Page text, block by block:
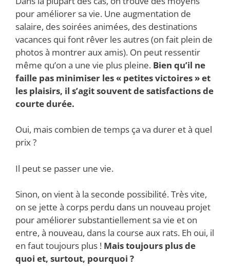
pour améliorer sa vie. Une augmentation de
salaire, des soirées animées, des destinations
vacances qui font rêver les autres (on fait plein de
photos à montrer aux amis). On peut ressentir
même qu’on a une vie plus pleine. Bien qu’il ne
faille pas minimiser les « petites victoires » et
les plaisirs, il s’agit souvent de satisfactions de
courte durée.
Oui, mais combien de temps ça va durer et à quel
prix ?
Il peut se passer une vie.
Sinon, on vient à la seconde possibilité. Très vite,
on se jette à corps perdu dans un nouveau projet
pour améliorer substantiellement sa vie et on
entre, à nouveau, dans la course aux rats. Eh oui, il
en faut toujours plus ! Mais toujours plus de
quoi et, surtout, pourquoi ?